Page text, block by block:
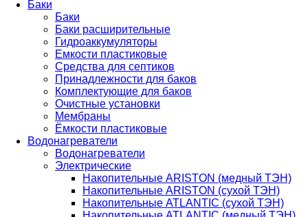
Баки
Баки
Баки расширительные
Гидроаккумуляторы
Емкости пластиковые
Средства для септиков
Принадлежности для баков
Комплектующие для баков
Очистные установки
Мембраны
Ёмкости пластиковые
Водонагреватели
Водонагреватели
Электрические
Накопительные ARISTON (медный ТЭН)
Накопительные ARISTON (сухой ТЭН)
Накопительные ATLANTIC (сухой ТЭН)